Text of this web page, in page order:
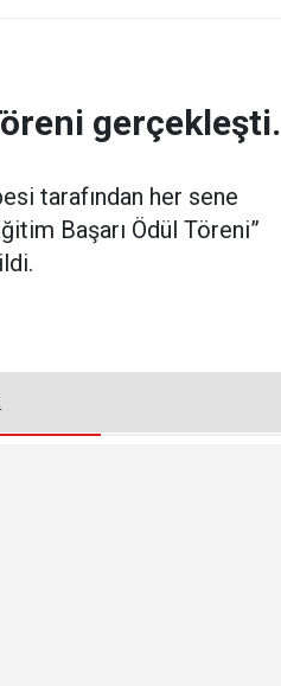
gerçekleşti.
tarafından her sene
Başarı Ödül Töreni”
Çıkanlar